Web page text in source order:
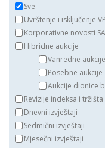
Sve
Uvrštenje i isključenje VP
Korporativne novosti
Hibridne aukcije
Vanredne aukcije
Posebne aukcije
Aukcije dionice
Revizije indeksa i tržišta
Dnevni izvještaji
Sedmični izvještaji
Mjesečni izvještaji